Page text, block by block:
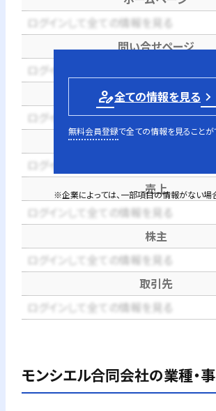
ログインして全ての情報を見る
問い合せページ
ログインして全ての情報を見る
電話番号
ログインして全ての情報を見る
代表者
ログインして全ての情報を見る
売上
ログインして全ての情報を見る
株主
ログインして全ての情報を見る
取引先
ログインして全ての情報を見る
person_edit全ての情報を見る
無料会員登録で全ての情報を見ることが
※企業によっては、一部項目の情報がない場
モンシエル合同会社の業種・